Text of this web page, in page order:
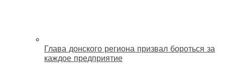
Глава донского региона призвал бороться за
каждое предприятие